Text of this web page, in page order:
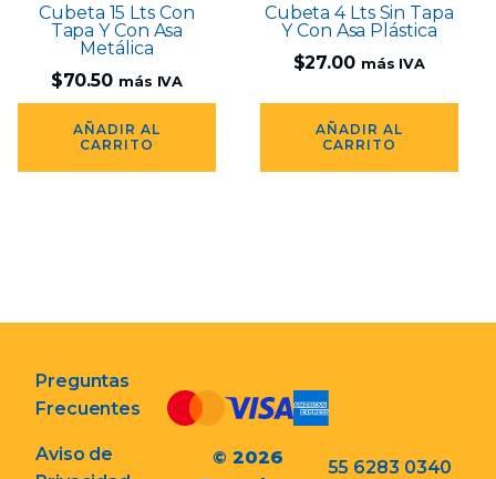
Cubeta 15 Lts Con
Tapa Y Con Asa
Metálica
$70.50 más IVA
AÑADIR AL
CARRITO
Cubeta 4 Lts Sin Tapa
Y Con Asa Plástica
$27.00 más IVA
AÑADIR AL
CARRITO
Preguntas
Frecuentes
Aviso de
© 2026
55 6283 0340